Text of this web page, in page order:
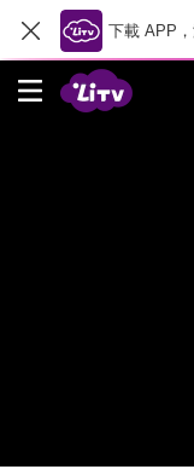
下載 APP